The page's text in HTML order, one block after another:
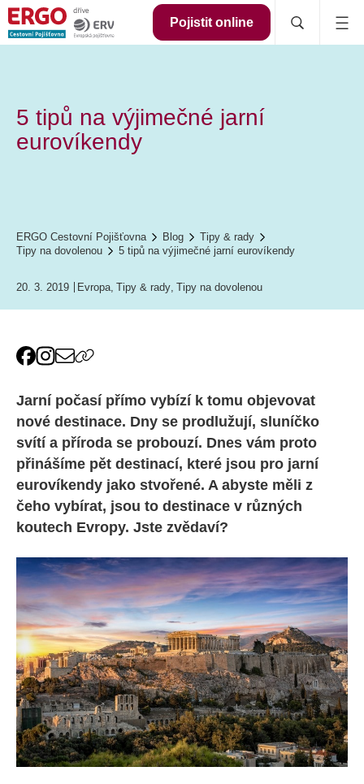
Pojistit online
5 tipů na výjimečné jarní
eurovíkendy
ERGO Cestovní Pojišťovna Blog
Tipy & rady
Tipy na dovolenou
5 tipů na výjimečné jarní eurovíkendy
20. 3. 2019 Evropa, Tipy & rady, Tipy na dovolenou
Jarní počasí přímo vybízí k tomu objevovat
nové destinace. Dny se prodlužují, sluníčko
svítí a příroda se probouzí. Dnes vám proto
přinášíme pět destinací, které jsou pro jarní
eurovíkendy jako stvořené. A abyste měli z
čeho vybírat, jsou to destinace v různých
koutech Evropy. Jste zvědaví?